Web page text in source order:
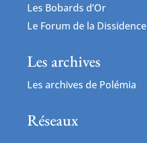
Les Bobards d’Or
Le Forum de la Dissidence
Les archives
Les archives de Polémia
Réseaux